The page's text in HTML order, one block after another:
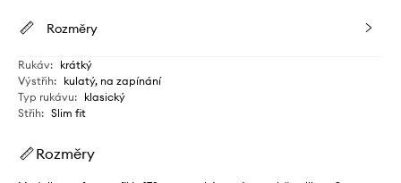
Rozměry
Rukáv: krátký
Výstřih: kulatý, na zapínání
Typ rukávu: klasický
Střih: Slim fit
Rozměry